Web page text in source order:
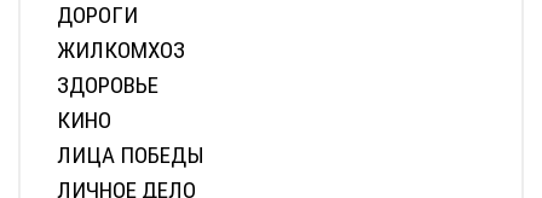
ДОРОГИ
ЖИЛКОМХОЗ
ЗДОРОВЬЕ
КИНО
ЛИЦА ПОБЕДЫ
ЛИЧНОЕ ДЕЛО